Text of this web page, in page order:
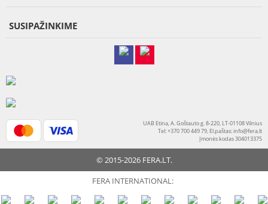
SUSIPAŽINKIME
UAB Etina, A. Goštauto g. 8-220, LT-01108 Vilnius
Tel: +370 700 449 79, El.paštas:info@fera.lt
Įmonės kodas 304013375
© 2015-2026 FERA.LT.
FERA INTERNATIONAL: